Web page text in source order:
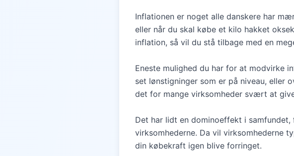
Inflationen er noget alle danskere har
eller når du skal købe et kilo hakket
inflation, så vil du stå tilbage med en
Eneste mulighed du har for at modvirke
set lønstigninger som er på niveau, eller
det for mange virksomheder svært at
Det har lidt en dominoeffekt i
virksomhederne. Da vil virksomhederne
din købekraft igen blive forringet.